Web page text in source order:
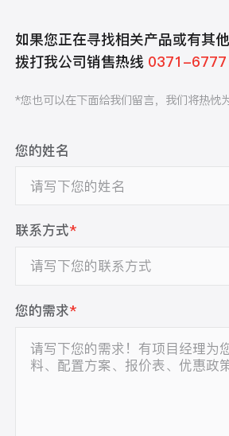
如果您正在寻找相关产品或有其
拨打我公司销售热线 0371-
*您也可以在下面给我们留言，我们将热忱
您的姓名
联系方式*
您的需求*